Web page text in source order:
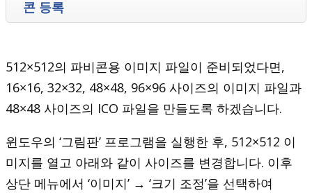
콘 등록
512×512의 파비콘용 이미지 파일이 준비되었다면,
16×16, 32×32, 48×48, 96×96 사이즈의 이미지 파일과
48×48 사이즈의 ICO 파일을 만들도록 하겠습니다.
윈도우의 ‘그림판’ 프로그램을 실행한 후, 512×512 이
미지를 열고 아래와 같이 사이즈를 변경합니다. 이후
상단 메뉴에서 ‘이미지’ → ‘크기 조정’을 선택하여